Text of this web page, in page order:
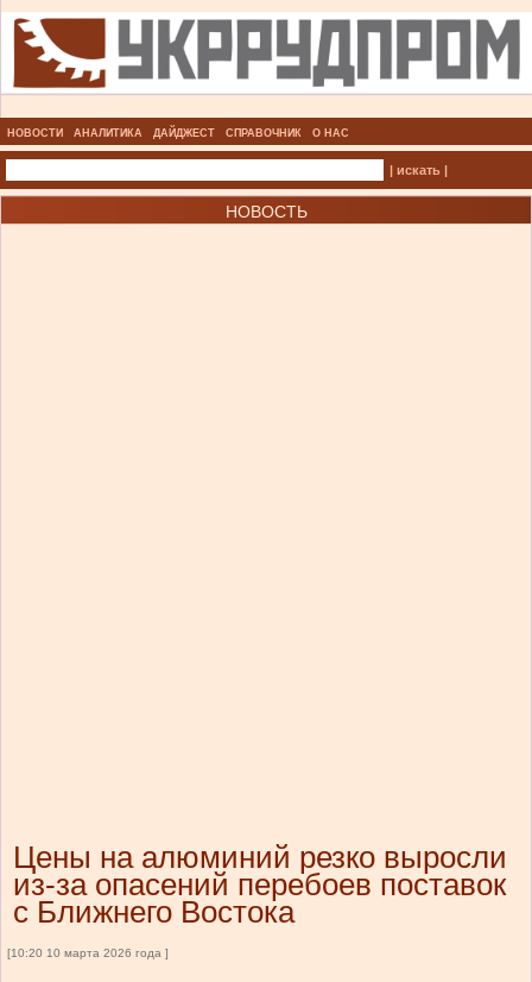
НОВОСТИ АНАЛИТИКА ДАЙДЖЕСТ СПРАВОЧНИК О НАС
| искать |
НОВОСТЬ
Цены на алюминий резко выросли
из-за опасений перебоев поставок
с Ближнего Востока
[10:20 10 марта 2026 года ]